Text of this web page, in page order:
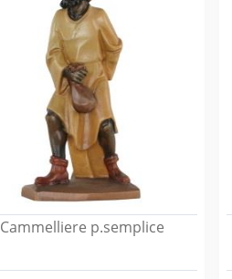
Cammelliere p.semplice